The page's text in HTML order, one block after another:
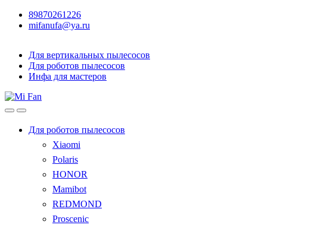
89870261226
mifanufa@ya.ru
Для вертикальных пылесосов
Для роботов пылесосов
Инфа для мастеров
Для роботов пылесосов
Xiaomi
Polaris
HONOR
Mamibot
REDMOND
Proscenic